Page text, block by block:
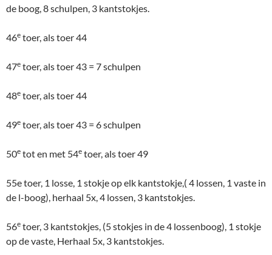
de boog, 8 schulpen, 3 kantstokjes.
46e toer, als toer 44
47e toer, als toer 43 = 7 schulpen
48e toer, als toer 44
49e toer, als toer 43 = 6 schulpen
50e tot en met 54e toer, als toer 49
55e toer, 1 losse, 1 stokje op elk kantstokje,( 4 lossen, 1 vaste in
de l-boog), herhaal 5x, 4 lossen, 3 kantstokjes.
56e toer, 3 kantstokjes, (5 stokjes in de 4 lossenboog), 1 stokje
op de vaste, Herhaal 5x, 3 kantstokjes.